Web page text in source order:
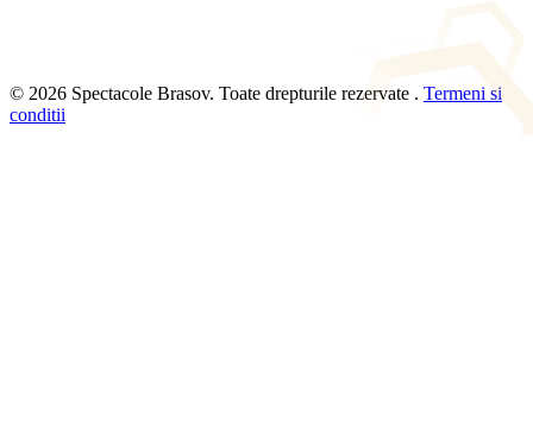
© 2026 Spectacole Brasov. Toate drepturile rezervate . Termeni si
conditii